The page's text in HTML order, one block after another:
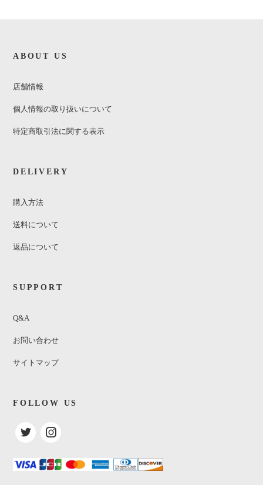
ABOUT US
店舗情報
個人情報の取り扱いについて
特定商取引法に関する表示
DELIVERY
購入方法
送料について
返品について
SUPPORT
Q&A
お問い合わせ
サイトマップ
FOLLOW US